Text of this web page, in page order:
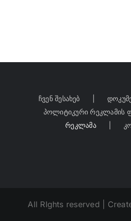
ჩვენ შესახებ
პოლიტიკური რეკლამის
რეკლამა
All RIghts reserved |